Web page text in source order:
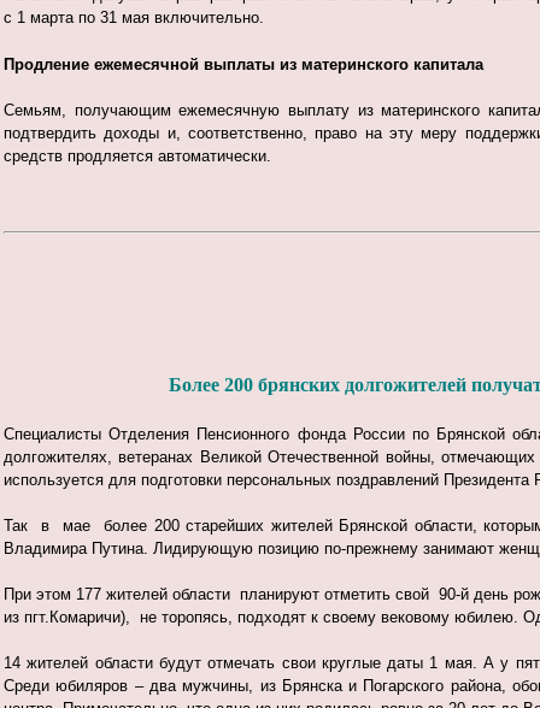
с 1 марта по 31 мая включительно.
Продление ежемесячной выплаты из материнского капитала
Семьям, получающим ежемесячную выплату из материнского
подтвердить доходы и, соответственно, право на эту меру
средств продляется автоматически.
Более 200 брянских долгожителей
Специалисты Отделения Пенсионного фонда России по Брянской
долгожителях, ветеранах Великой Отечественной войны,
используется для подготовки персональных поздравлений Президента
Так в мае более 200 старейших жителей Брянской области,
Владимира Путина. Лидирующую позицию по-прежнему занимают
При этом 177 жителей области планируют отметить свой 90-й день
из пгт.Комаричи), не торопясь, подходят к своему вековому юбилею.
14 жителей области будут отмечать свои круглые даты 1 мая. А у
Среди юбиляров – два мужчины, из Брянска и Погарского района,